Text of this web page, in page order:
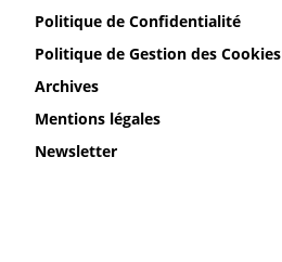
Politique de Confidentialité
Politique de Gestion des Cookies
Archives
Mentions légales
Newsletter